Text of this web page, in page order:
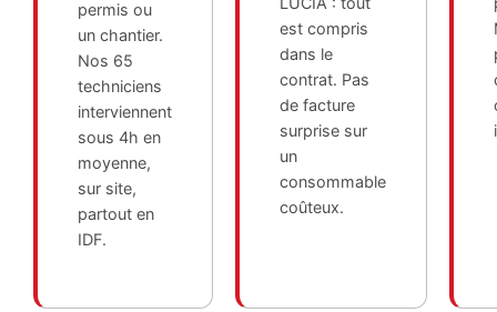
permis ou
un chantier.
Nos 65
techniciens
interviennent
sous 4h en
moyenne,
sur site,
partout en
IDF.
est compris
dans le
contrat. Pas
de facture
surprise sur
un
consommable
coûteux.